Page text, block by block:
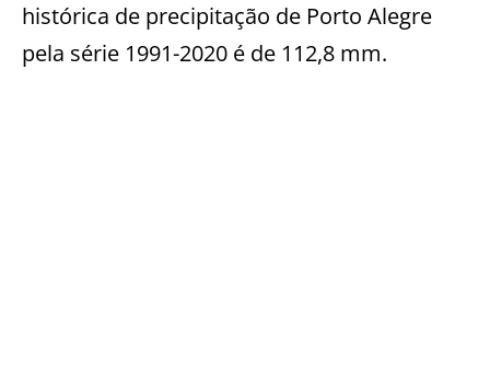
histórica de precipitação de Porto Alegre
pela série 1991-2020 é de 112,8 mm.